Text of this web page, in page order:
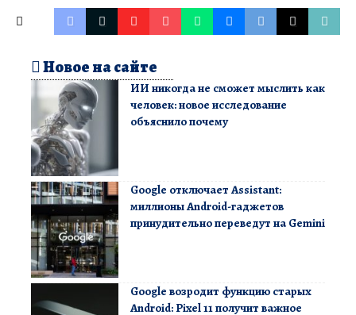
Новое на сайте
ИИ никогда не сможет мыслить как
человек: новое исследование
объяснило почему
Google отключает Assistant:
миллионы Android-гаджетов
принудительно переведут на Gemini
Google возродит функцию старых
Android: Pixel 11 получит важное